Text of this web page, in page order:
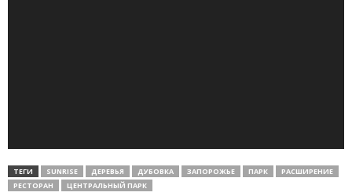
ТЕГИ SUNRISE ДЕРЕВЬЯ ДУБОВКА ЗАПОРОЖЬЕ ПАРК
РАСШИРЕНИЕ
РЕСТОРАН
ЦЕНТРАЛЬНЫЙ ПАРК